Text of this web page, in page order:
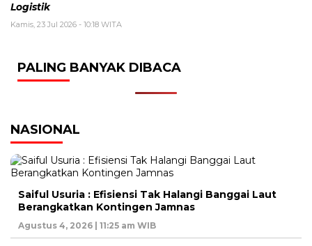
Logistik
Kamis, 23 Jul 2026 - 10:18 WITA
PALING BANYAK DIBACA
NASIONAL
Saiful Usuria : Efisiensi Tak Halangi Banggai Laut
Berangkatkan Kontingen Jamnas
Agustus 4, 2026 | 11:25 am WIB